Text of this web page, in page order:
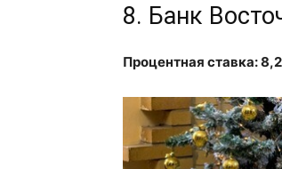
8. Банк
Процентная ставка: